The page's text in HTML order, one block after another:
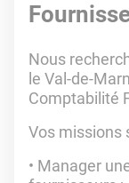
Nous
le Val-de-
Comptabilité
Vos missions
Manager